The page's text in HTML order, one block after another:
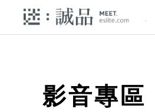
影音專區